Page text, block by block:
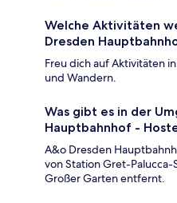
Welche Aktivitäten
Dresden
Freu dich auf Aktivitäten
und Wandern.
Was gibt es in der
Hauptbahnhof -
A&o Dresden
von Station Gret-
Großer Garten entfernt.